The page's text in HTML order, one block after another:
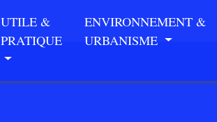
UTILE &
PRATIQUE
ENVIRONNEMENT &
URBANISME